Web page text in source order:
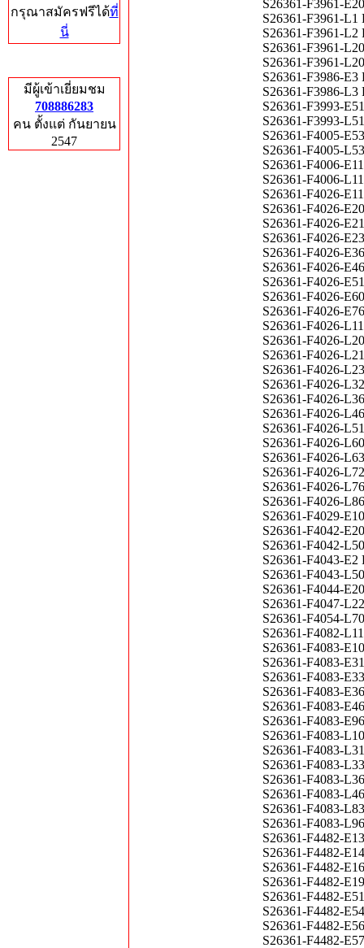
กรุณาสมัครฟรีได้ที่
นี่
มีผู้เข้าเยี่ยมชม
708886283
คน ตั้งแต่ กันยายน
2547
S26361-F3961-
S26361-F3961-
S26361-F3961-
S26361-F3961-
S26361-F3961-
S26361-F3986-E3
S26361-F3986-L3
S26361-F3993-
S26361-F3993-
S26361-F4005-
S26361-F4005-
S26361-F4006-
S26361-F4006-
S26361-F4026-
S26361-F4026-
S26361-F4026-
S26361-F4026-
S26361-F4026-
S26361-F4026-
S26361-F4026-
S26361-F4026-
S26361-F4026-
S26361-F4026-
S26361-F4026-
S26361-F4026-
S26361-F4026-
S26361-F4026-
S26361-F4026-
S26361-F4026-
S26361-F4026-
S26361-F4026-
S26361-F4026-
S26361-F4026-
S26361-F4026-
S26361-F4026-
S26361-F4029-
S26361-F4042-
S26361-F4042-
S26361-F4043-
S26361-F4043-
S26361-F4044-
S26361-F4047-
S26361-F4054-
S26361-F4082-
S26361-F4083-
S26361-F4083-
S26361-F4083-
S26361-F4083-
S26361-F4083-
S26361-F4083-
S26361-F4083-
S26361-F4083-
S26361-F4083-
S26361-F4083-
S26361-F4083-
S26361-F4083-
S26361-F4083-
S26361-F4482-
S26361-F4482-
S26361-F4482-
S26361-F4482-
S26361-F4482-
S26361-F4482-
S26361-F4482-
S26361-F4482-